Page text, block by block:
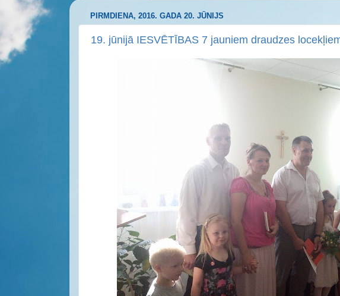
PIRMDIENA, 2016. GADA 20. JŪNIJS
19. jūnijā IESVĒTĪBAS 7 jauniem draudzes